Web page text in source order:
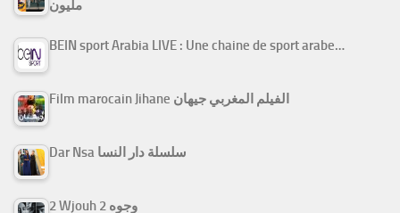
مليون
BEIN sport Arabia LIVE : Une chaine de sport arabe…
Film marocain Jihane الفيلم المغربي جيهان
Dar Nsa سلسلة دار النسا
2 Wjouh 2 وجوه